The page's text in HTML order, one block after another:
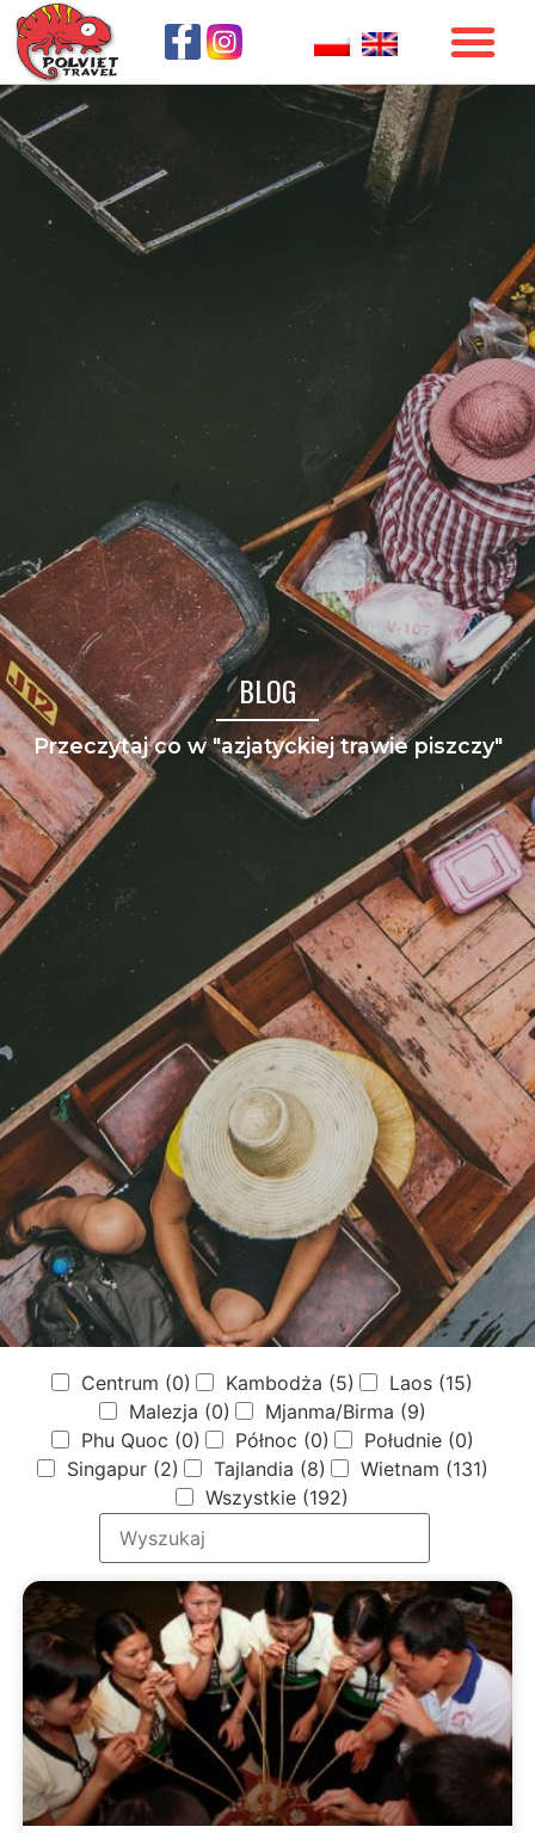
BLOG
Przeczytaj co w "azjatyckiej trawie piszczy"
Centrum (0) Kambodża (5) Laos (15)
Malezja (0) Mjanma/Birma (9)
Phu Quoc (0) Północ (0) Południe (0)
Singapur (2) Tajlandia (8) Wietnam (131)
Wszystkie (192)